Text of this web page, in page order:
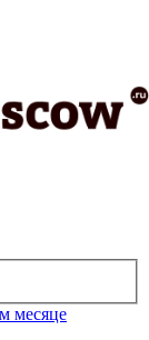
месяце